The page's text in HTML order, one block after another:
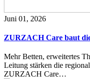
Juni 01, 2026
ZURZACH Care baut
Mehr Betten, erweitertes
Leitung stärken die
ZURZACH Care…